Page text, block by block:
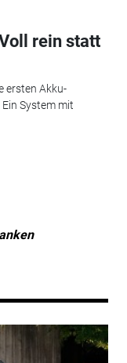
rein statt
ersten Akku-
System mit